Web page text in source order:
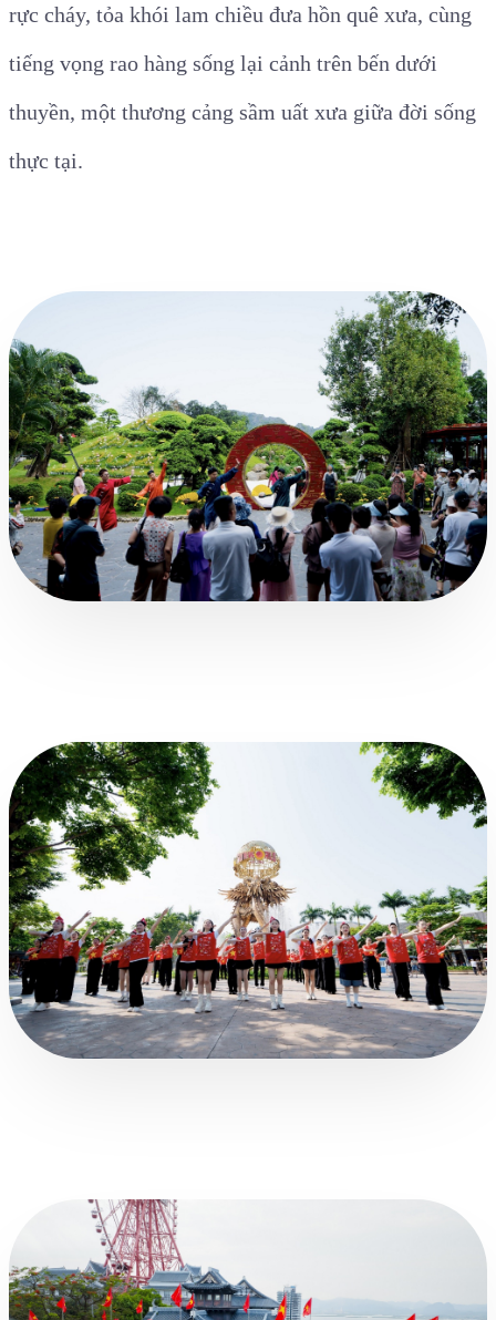
rực cháy, tỏa khói lam chiều đưa hồn quê xưa, cùng
tiếng vọng rao hàng sống lại cảnh trên bến dưới
thuyền, một thương cảng sầm uất xưa giữa đời sống
thực tại.